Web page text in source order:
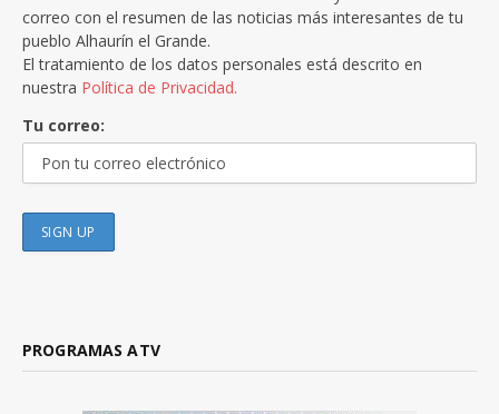
correo con el resumen de las noticias más interesantes de tu
pueblo Alhaurín el Grande.
El tratamiento de los datos personales está descrito en
nuestra Política de Privacidad.
Tu correo:
PROGRAMAS ATV